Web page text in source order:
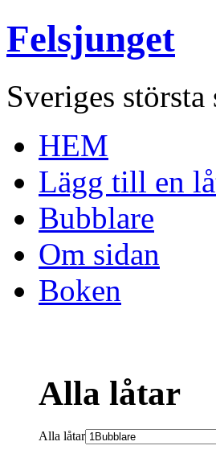
Felsjunget
Sveriges
HEM
Lägg till en
Bubblare
Om sidan
Boken
Alla låtar
Alla låtar